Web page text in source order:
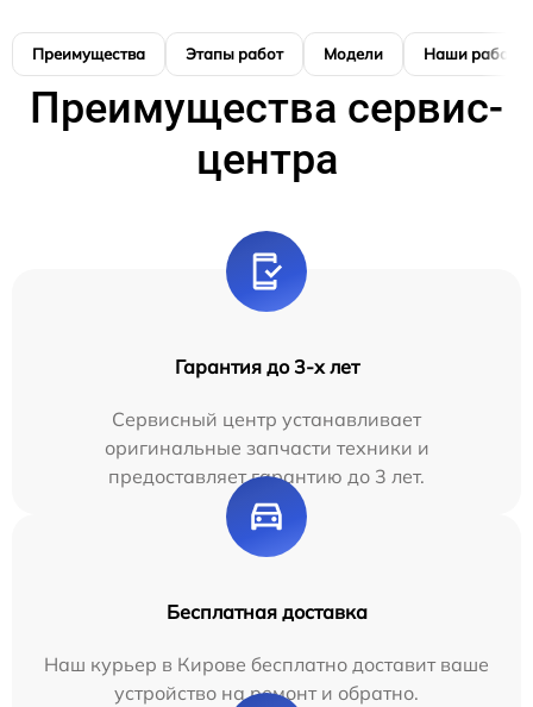
Преимущества Этапы работ Модели Наши работы
Преимущества сервис-
центра
Гарантия до 3-х лет
Сервисный центр устанавливает
оригинальные запчасти техники и
предоставляет гарантию до 3 лет.
Бесплатная доставка
Наш курьер в Кирове бесплатно доставит ваше
устройство на ремонт и обратно.